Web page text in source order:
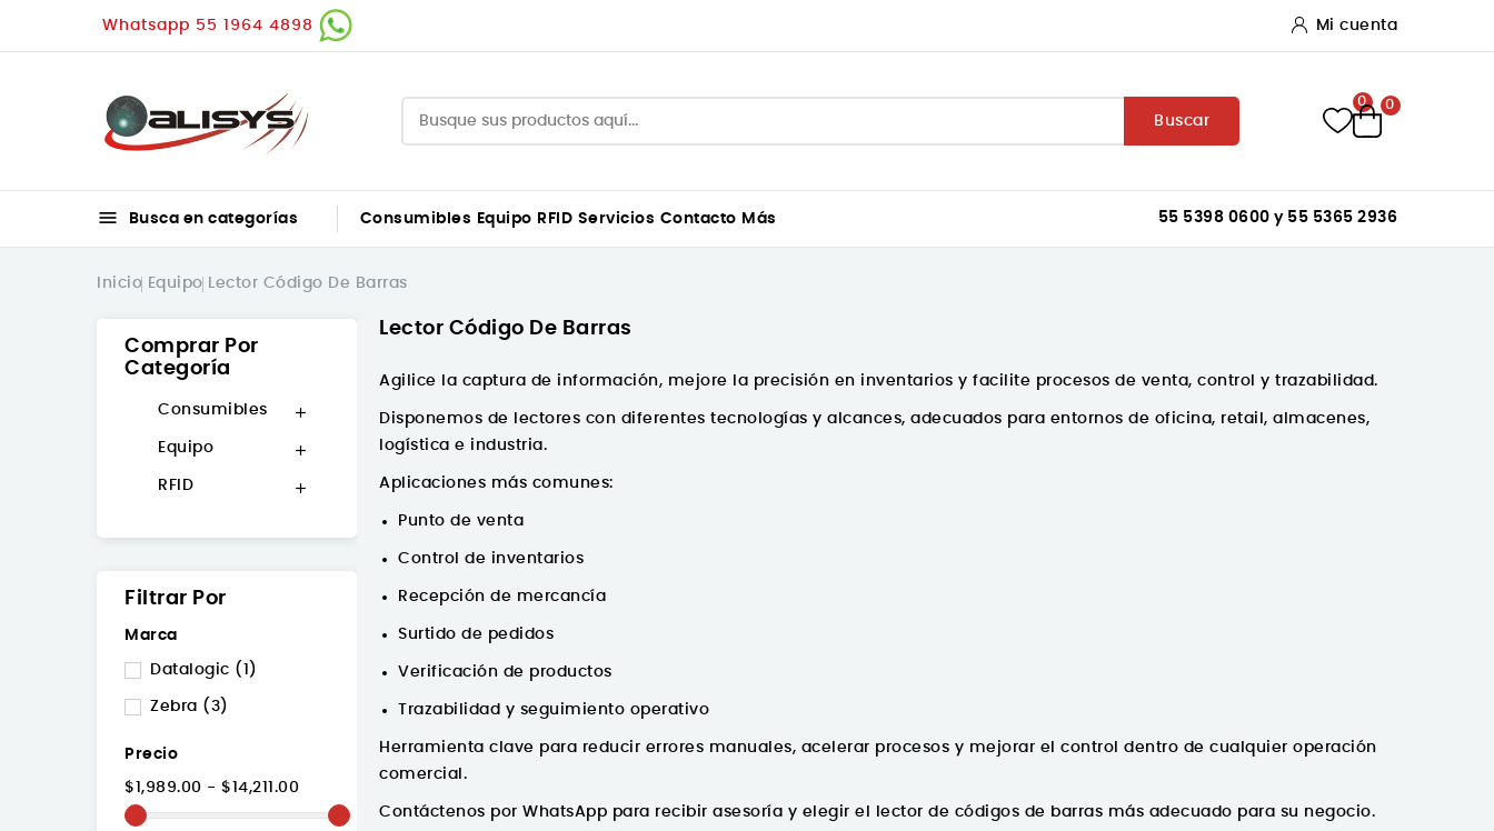
Whatsapp 55 1964 4898 Mi cuenta
Buscar
0 0
 Busca en categorías Consumibles Equipo RFID Servicios Contacto Más 55 5398 0600 y 55 5365 2936
Inicio Equipo Lector Código De Barras
Comprar Por
Categoría
Consumibles 
Equipo 
RFID 
Filtrar Por
Marca
Datalogic (1)
Zebra (3)
Precio
$1,989.00 - $14,211.00
Lector Código De Barras
Agilice la captura de información, mejore la precisión en inventarios y facilite procesos de venta, control y trazabilidad.
Disponemos de lectores con diferentes tecnologías y alcances, adecuados para entornos de oficina, retail, almacenes,
logística e industria.
Aplicaciones más comunes:
Punto de venta
Control de inventarios
Recepción de mercancía
Surtido de pedidos
Verificación de productos
Trazabilidad y seguimiento operativo
Herramienta clave para reducir errores manuales, acelerar procesos y mejorar el control dentro de cualquier operación
comercial.
Contáctenos por WhatsApp para recibir asesoría y elegir el lector de códigos de barras más adecuado para su negocio.